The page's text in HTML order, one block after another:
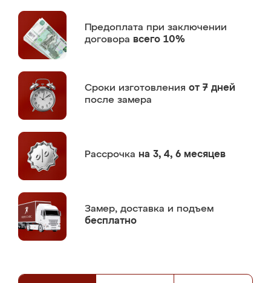
Предоплата при заключении
договора всего 10%
Сроки изготовления от 7 дней
после замера
Рассрочка на 3, 4, 6 месяцев
Замер, доставка и подъем
бесплатно